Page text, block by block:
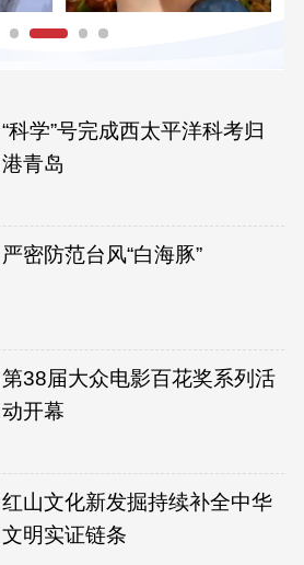
“科学”号完成西太平洋科考归
港青岛
严密防范台风“白海豚”
第38届大众电影百花奖系列活
动开幕
红山文化新发掘持续补全中华
文明实证链条